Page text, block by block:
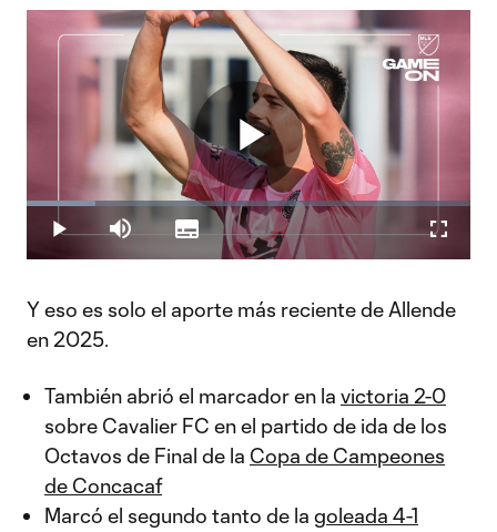
Play
Video
Play Mute
Loaded:
15.47%
Subtitles
Y eso es solo el aporte más reciente de Allende
en 2025.
También abrió el marcador en la victoria 2-0
sobre Cavalier FC en el partido de ida de los
Octavos de Final de la Copa de Campeones
de Concacaf
Marcó el segundo tanto de la goleada 4-1